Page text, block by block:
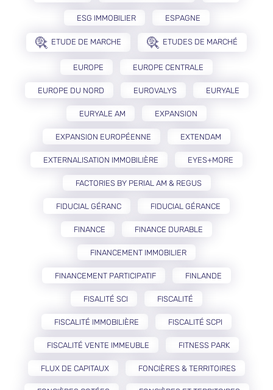
ESG IMMOBILIER ESPAGNE
ETUDE DE MARCHE ETUDES DE MARCHÉ
EUROPE EUROPE CENTRALE
EUROPE DU NORD EUROVALYS EURYALE
EURYALE AM EXPANSION
EXPANSION EUROPÉENNE EXTENDAM
EXTERNALISATION IMMOBILIÈRE EYES+MORE
FACTORIES BY PERIAL AM & REGUS
FIDUCIAL GÉRANC FIDUCIAL GÉRANCE
FINANCE FINANCE DURABLE
FINANCEMENT IMMOBILIER
FINANCEMENT PARTICIPATIF FINLANDE
FISALITÉ SCI FISCALITÉ
FISCALITÉ IMMOBILIÈRE FISCALITÉ SCPI
FISCALITÉ VENTE IMMEUBLE FITNESS PARK
FLUX DE CAPITAUX FONCIÈRES & TERRITOIRES